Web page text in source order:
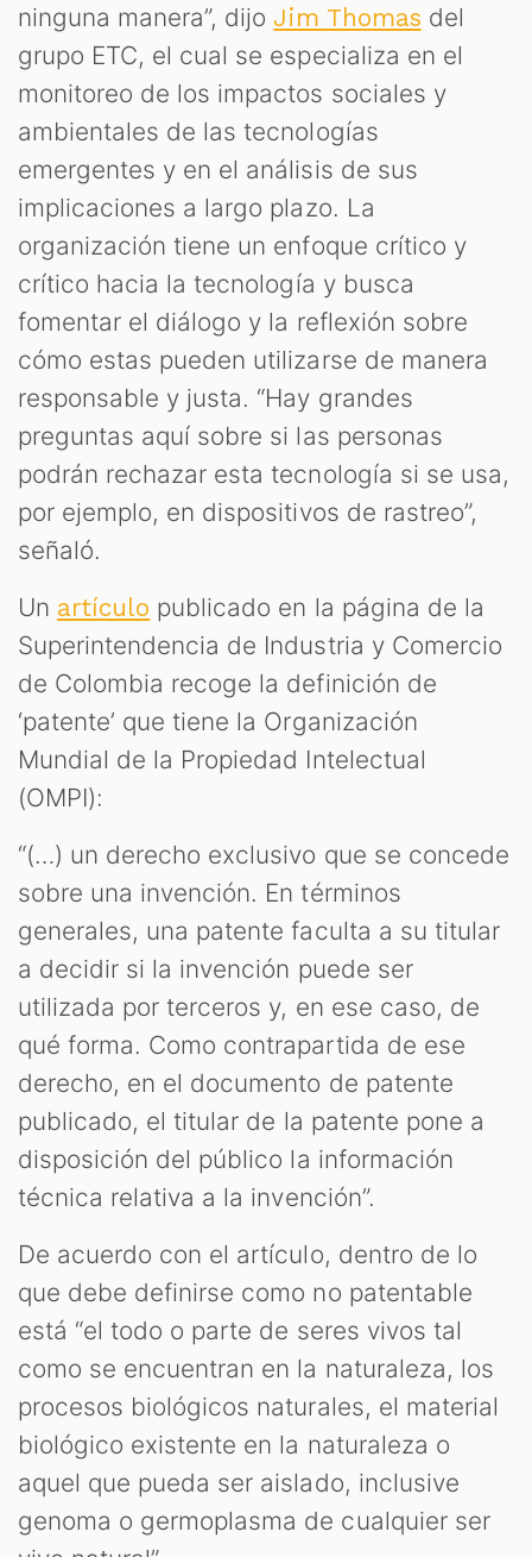
ninguna manera”, dijo Jim Thomas del
grupo ETC, el cual se especializa en el
monitoreo de los impactos sociales y
ambientales de las tecnologías
emergentes y en el análisis de sus
implicaciones a largo plazo. La
organización tiene un enfoque crítico y
crítico hacia la tecnología y busca
fomentar el diálogo y la reflexión sobre
cómo estas pueden utilizarse de manera
responsable y justa. “Hay grandes
preguntas aquí sobre si las personas
podrán rechazar esta tecnología si se usa,
por ejemplo, en dispositivos de rastreo”,
señaló.
Un artículo publicado en la página de la
Superintendencia de Industria y Comercio
de Colombia recoge la definición de
‘patente’ que tiene la Organización
Mundial de la Propiedad Intelectual
(OMPI):
“(…) un derecho exclusivo que se concede
sobre una invención. En términos
generales, una patente faculta a su titular
a decidir si la invención puede ser
utilizada por terceros y, en ese caso, de
qué forma. Como contrapartida de ese
derecho, en el documento de patente
publicado, el titular de la patente pone a
disposición del público la información
técnica relativa a la invención”.
De acuerdo con el artículo, dentro de lo
que debe definirse como no patentable
está “el todo o parte de seres vivos tal
como se encuentran en la naturaleza, los
procesos biológicos naturales, el material
biológico existente en la naturaleza o
aquel que pueda ser aislado, inclusive
genoma o germoplasma de cualquier ser